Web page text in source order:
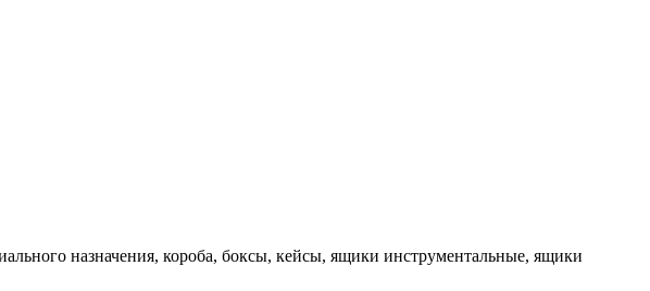
назначения, короба, боксы, кейсы, ящики инструментальные, ящики